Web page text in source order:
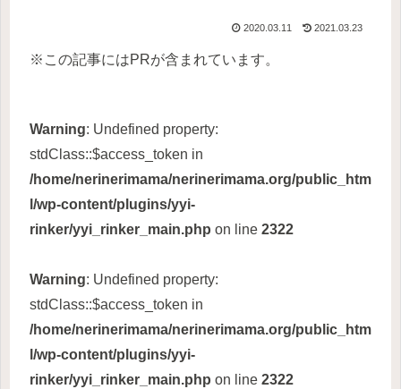
2020.03.11 2021.03.23
※この記事にはPRが含まれています。
Warning: Undefined property:
stdClass::$access_token in
/home/nerinerimama/nerinerimama.org/public_htm
l/wp-content/plugins/yyi-
rinker/yyi_rinker_main.php on line 2322
Warning: Undefined property:
stdClass::$access_token in
/home/nerinerimama/nerinerimama.org/public_htm
l/wp-content/plugins/yyi-
rinker/yyi_rinker_main.php on line 2322